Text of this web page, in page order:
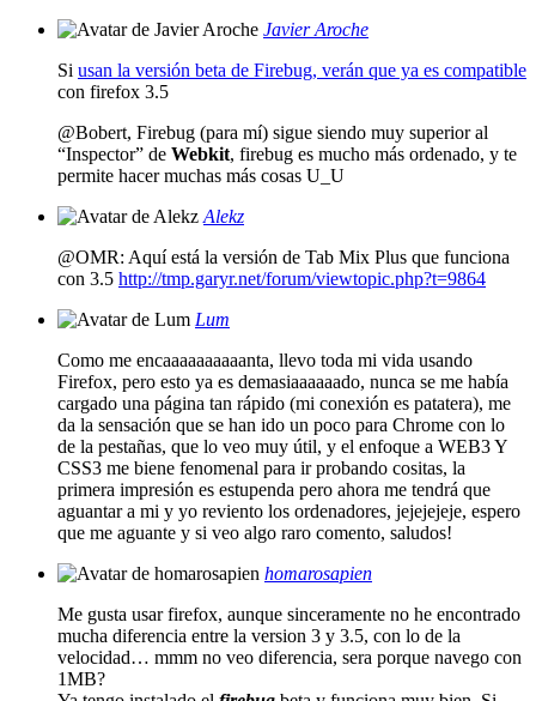
Javier Aroche
Si usan la versión beta de Firebug, verán que ya es compatible
con firefox 3.5
@Bobert, Firebug (para mí) sigue siendo muy superior al
“Inspector” de Webkit, firebug es mucho más ordenado, y te
permite hacer muchas más cosas U_U
Alekz
@OMR: Aquí está la versión de Tab Mix Plus que funciona
con 3.5 http://tmp.garyr.net/forum/viewtopic.php?t=9864
Lum
Como me encaaaaaaaaaanta, llevo toda mi vida usando
Firefox, pero esto ya es demasiaaaaaado, nunca se me había
cargado una página tan rápido (mi conexión es patatera), me
da la sensación que se han ido un poco para Chrome con lo
de la pestañas, que lo veo muy útil, y el enfoque a WEB3 Y
CSS3 me biene fenomenal para ir probando cositas, la
primera impresión es estupenda pero ahora me tendrá que
aguantar a mi y yo reviento los ordenadores, jejejejeje, espero
que me aguante y si veo algo raro comento, saludos!
homarosapien
Me gusta usar firefox, aunque sinceramente no he encontrado
mucha diferencia entre la version 3 y 3.5, con lo de la
velocidad… mmm no veo diferencia, sera porque navego con
1MB?